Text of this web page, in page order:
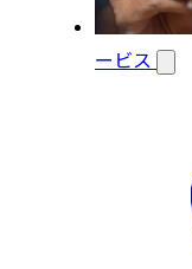
ービス